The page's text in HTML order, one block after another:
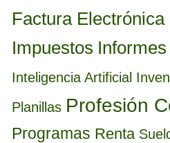
Factura Electrónica
Impuestos
Inteligencia Artificial
Planillas Profesión
Programas Renta